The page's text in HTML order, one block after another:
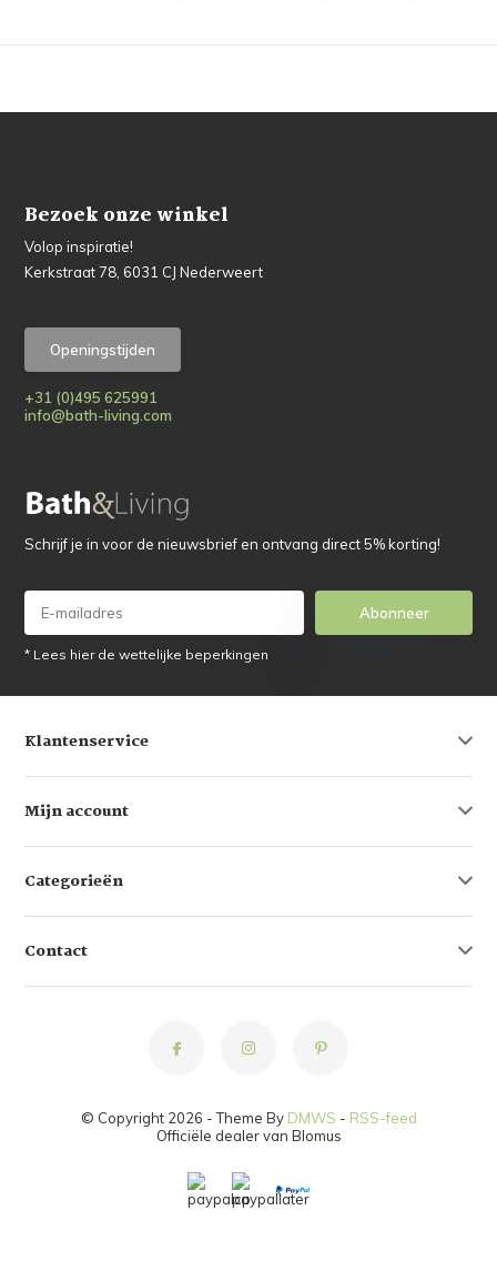
Bezoek onze winkel
Volop inspiratie!
Kerkstraat 78, 6031 CJ Nederweert
Openingstijden
+31 (0)495 625991
info@bath-living.com
Schrijf je in voor de nieuwsbrief en ontvang direct 5% korting!
Abonneer
* Lees hier de wettelijke beperkingen
Klantenservice
Mijn account
Categorieën
Contact
© Copyright 2026 - Theme By DMWS - RSS-feed
Officiële dealer van Blomus